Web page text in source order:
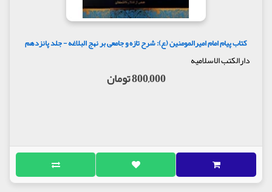
کتاب پیام امام امیرالمومنین (ع): شرح تازه و جامعی بر نهج البلاغه - جلد پانزدهم
دارالکتب الاسلامیه
800,000 تومان